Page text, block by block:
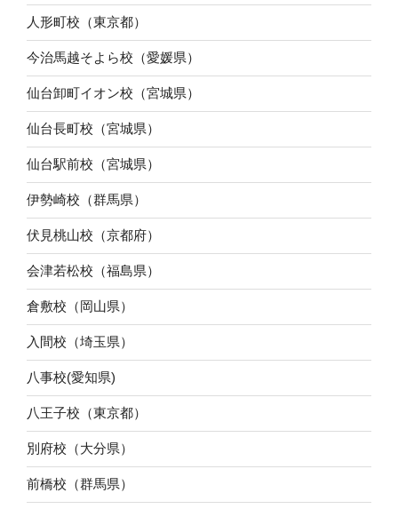
人形町校（東京都）
今治馬越そよら校（愛媛県）
仙台卸町イオン校（宮城県）
仙台長町校（宮城県）
仙台駅前校（宮城県）
伊勢崎校（群馬県）
伏見桃山校（京都府）
会津若松校（福島県）
倉敷校（岡山県）
入間校（埼玉県）
八事校(愛知県)
八王子校（東京都）
別府校（大分県）
前橋校（群馬県）